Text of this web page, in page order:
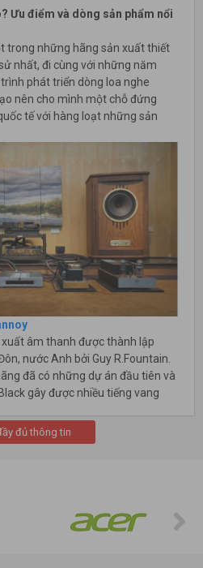
Ưu điểm và dòng sản phẩm nổi
trong những hãng sản xuất thiết
nhất, đi cùng với những năm
phát triển dòng loa nghe
nên cho mình một chỗ đứng
tế với hàng loạt những sản
âm thanh được thành lập
nước Anh bởi Guy R.Fountain.
đã có những dự án đầu tiên và
gây được nhiều tiếng vang
Monitor Silver (năm 1953),
Gold (năm 1967) mang đến
tuyên bố nghỉ hưu,
Industries mua lại và tiếp
có chất lượng âm thanh tự nhiên,
người nghe những bản nhạc sắc
đủ thông tin